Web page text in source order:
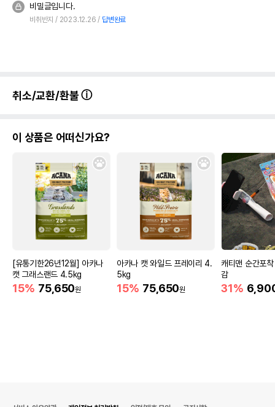
비밀글입니다.
비취반지 2023.12.26 답변완료
취소/교환/환불
이 상품은 어떠신가요?
[유통기한26년12월] 아카나
캣 그래스랜드 4.5kg
15% 75,650원
아카나 캣 와일드 프레이리 4.
5kg
15% 75,650원
캐티맨 순간포
감
31%